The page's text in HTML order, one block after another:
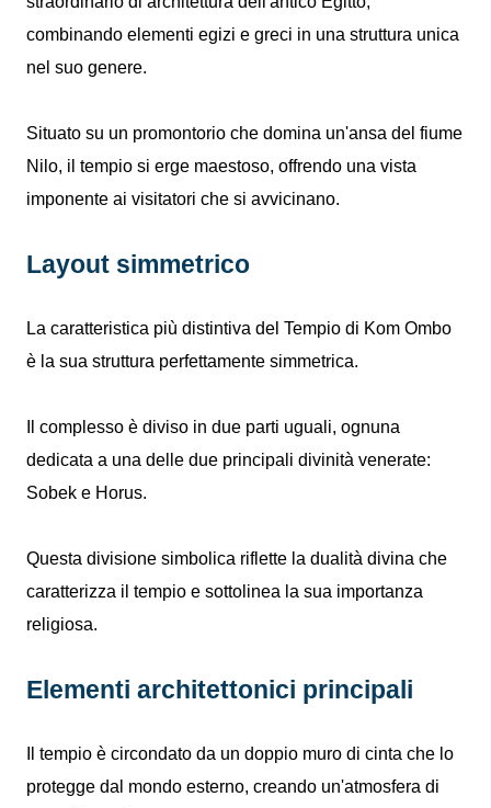
combinando elementi egizi e greci in una struttura unica
nel suo genere.
Situato su un promontorio che domina un'ansa del fiume
Nilo, il tempio si erge maestoso, offrendo una vista
imponente ai visitatori che si avvicinano.
Layout simmetrico
La caratteristica più distintiva del Tempio di Kom Ombo
è la sua struttura perfettamente simmetrica.
Il complesso è diviso in due parti uguali, ognuna
dedicata a una delle due principali divinità venerate:
Sobek e Horus.
Questa divisione simbolica riflette la dualità divina che
caratterizza il tempio e sottolinea la sua importanza
religiosa.
Elementi architettonici principali
Il tempio è circondato da un doppio muro di cinta che lo
protegge dal mondo esterno, creando un'atmosfera di